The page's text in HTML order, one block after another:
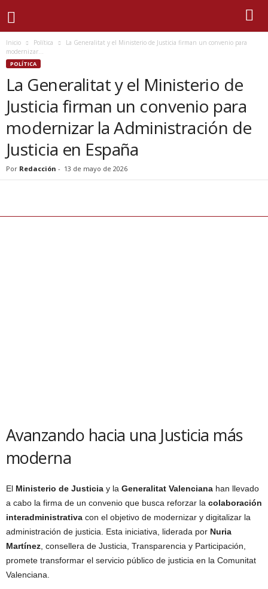
Inicio Política
La Generalitat y el Ministerio de Justicia firman un convenio para
modernizar...
POLÍTICA
La Generalitat y el Ministerio de
Justicia firman un convenio para
modernizar la Administración de
Justicia en España
Por Redacción - 13 de mayo de 2026
Avanzando hacia una Justicia más
moderna
El Ministerio de Justicia y la Generalitat Valenciana han llevado
a cabo la firma de un convenio que busca reforzar la colaboración
interadministrativa con el objetivo de modernizar y digitalizar la
administración de justicia. Esta iniciativa, liderada por Nuria
Martínez, consellera de Justicia, Transparencia y Participación,
promete transformar el servicio público de justicia en la Comunitat
Valenciana.